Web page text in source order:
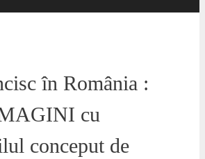
în România :
cu
conceput de